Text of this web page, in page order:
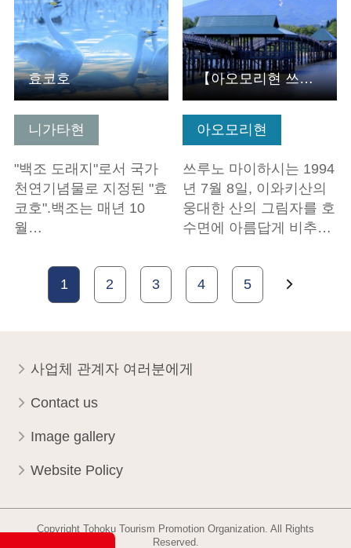
니가타현
"백조 도래지"로서 국가
천연기념물로 지정된 "효
코호".백조는 매년 10
월…
효코호
아오모리현
쓰루노 마이하시는 1994
년 7월 8일, 이와키산의
웅대한 산의 그림자를 호
수면에 아름답게 비추…
【아오모리현 쓰루타마치】쓰루노 마이하시
1 2 3 4 5
사업체 관계자 여러분에게
Contact us
Image gallery
Website Policy
Copyright Tohoku Tourism Promotion Organization. All Rights
Reserved.